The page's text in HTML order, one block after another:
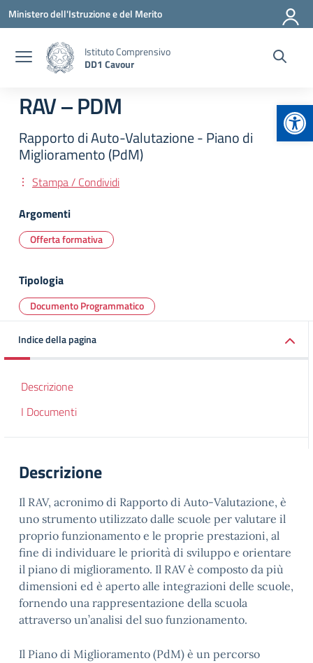
Vai ai contenuti
Vai al menu di navigazione
Vai al footer
Ministero dell'Istruzione e del Merito
Istituto Comprensivo
DD1 Cavour
RAV – PDM
Rapporto di Auto-Valutazione - Piano di
Miglioramento (PdM)
Stampa / Condividi
Argomenti
Offerta formativa
Tipologia
Documento Programmatico
Indice della pagina
Descrizione
I Documenti
Descrizione
Il RAV, acronimo di Rapporto di Auto-Valutazione, è
uno strumento utilizzato dalle scuole per valutare il
proprio funzionamento e le proprie prestazioni, al
fine di individuare le priorità di sviluppo e orientare
il piano di miglioramento. Il RAV è composto da più
dimensioni ed è aperto alle integrazioni delle scuole,
fornendo una rappresentazione della scuola
attraverso un’analisi del suo funzionamento.
Il Piano di Miglioramento (PdM) è un percorso